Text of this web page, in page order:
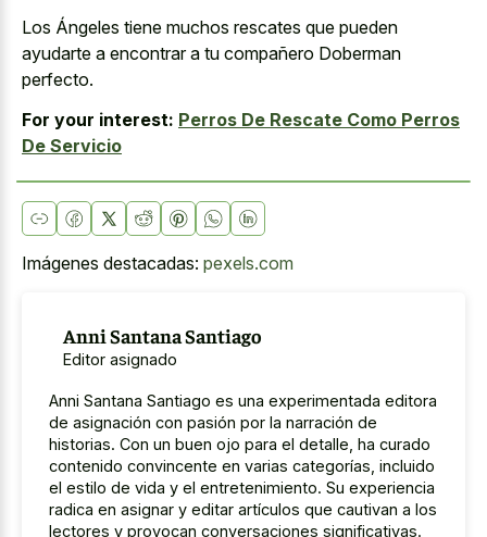
Los Ángeles tiene muchos rescates que pueden
ayudarte a encontrar a tu compañero Doberman
perfecto.
For your interest: Perros De Rescate Como Perros
De Servicio
Imágenes destacadas: pexels.com
Anni Santana Santiago
Editor asignado
Anni Santana Santiago es una experimentada editora
de asignación con pasión por la narración de
historias. Con un buen ojo para el detalle, ha curado
contenido convincente en varias categorías, incluido
el estilo de vida y el entretenimiento. Su experiencia
radica en asignar y editar artículos que cautivan a los
lectores y provocan conversaciones significativas.